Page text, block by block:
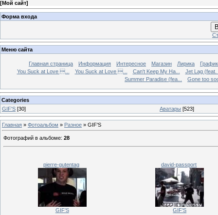
[Мой сайт]
Форма входа
Меню сайта
Главная страница Информация Интересное Магазин Лирика
You Suck at Love ...
You Suck at Love ... Can't Keep My Ha...
Jet Lag (feat.
Summer Paradise (fea...
Gone too
Categories
GIF'S [30] Аватары [523]
Главная » Фотоальбом » Разное » GIF'S
Фотографий в альбоме: 28
pierre-gutentag
GIF'S
david-passport
GIF'S